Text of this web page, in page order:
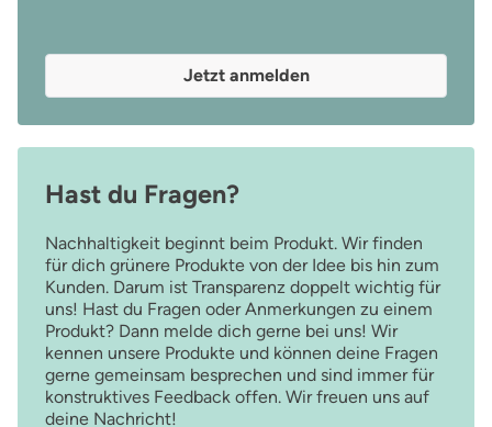
Jetzt anmelden
Hast du Fragen?
Nachhaltigkeit beginnt beim Produkt. Wir finden
für dich grünere Produkte von der Idee bis hin zum
Kunden. Darum ist Transparenz doppelt wichtig für
uns! Hast du Fragen oder Anmerkungen zu einem
Produkt? Dann melde dich gerne bei uns! Wir
kennen unsere Produkte und können deine Fragen
gerne gemeinsam besprechen und sind immer für
konstruktives Feedback offen. Wir freuen uns auf
deine Nachricht!